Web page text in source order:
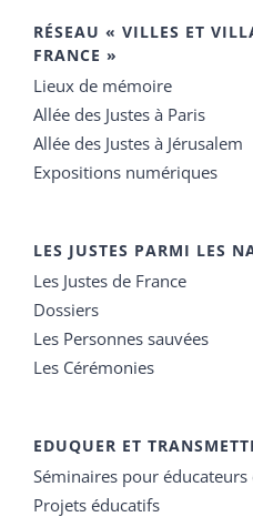
RÉSEAU « VILLES ET
FRANCE »
Lieux de mémoire
Allée des Justes à Paris
Allée des Justes à Jérusalem
Expositions numériques
LES JUSTES PARMI LES
Les Justes de France
Dossiers
Les Personnes sauvées
Les Cérémonies
EDUQUER ET
Séminaires pour éducateurs
Projets éducatifs